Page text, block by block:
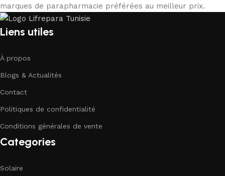
marques de parapharmacie préférées au meilleur prix.
Liens utiles
À propos
Blogs & Actualités
Contact
Politiques de confidentialité
Conditions générales de vente
Categories
Solaire